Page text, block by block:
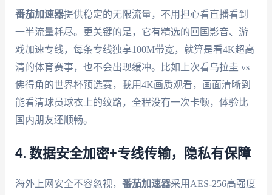
番茄加速器提供稳定的无限流量，不用担心看直播看到
一半流量耗尽。更关键的是，它有精选的回国影音、游
戏加速专线，每条专线独享100M带宽，就算是看4K超高
清的体育赛事，也不会出现缓冲。比如上次看乌拉圭 vs
佛得角的世界杯预选赛，我用4K画质观看，画面清晰到
能看清球员球衣上的纹路，全程没有一次卡顿，体验比
国内朋友还顺畅。
4. 数据安全加密+专线传输，隐私有保障
海外上网安全不容忽视， 番茄加速器采用AES-256高强度